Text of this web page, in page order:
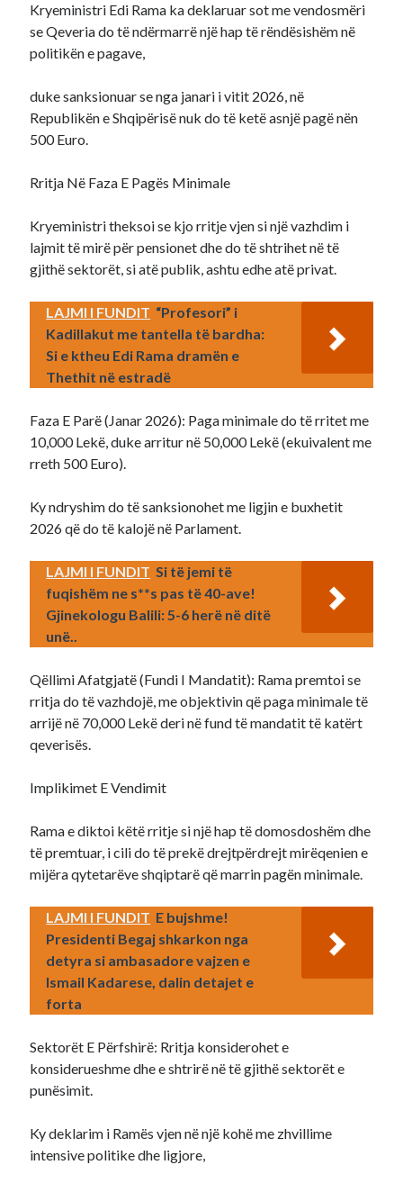
Kryeministri Edi Rama ka deklaruar sot me vendosmëri
se Qeveria do të ndërmarrë një hap të rëndësishëm në
politikën e pagave,
duke sanksionuar se nga janari i vitit 2026, në
Republikën e Shqipërisë nuk do të ketë asnjë pagë nën
500 Euro.
Rritja Në Faza E Pagës Minimale
Kryeministri theksoi se kjo rritje vjen si një vazhdim i
lajmit të mirë për pensionet dhe do të shtrihet në të
gjithë sektorët, si atë publik, ashtu edhe atë privat.
LAJMI I FUNDIT “Profesori” i
Kadillakut me tantella të bardha:
Si e ktheu Edi Rama dramën e
Thethit në estradë
Faza E Parë (Janar 2026): Paga minimale do të rritet me
10,000 Lekë, duke arritur në 50,000 Lekë (ekuivalent me
rreth 500 Euro).
Ky ndryshim do të sanksionohet me ligjin e buxhetit
2026 që do të kalojë në Parlament.
LAJMI I FUNDIT Si të jemi të
fuqishëm ne s**s pas të 40-ave!
Gjinekologu Balili: 5-6 herë në ditë
unë..
Qëllimi Afatgjatë (Fundi I Mandatit): Rama premtoi se
rritja do të vazhdojë, me objektivin që paga minimale të
arrijë në 70,000 Lekë deri në fund të mandatit të katërt
qeverisës.
Implikimet E Vendimit
Rama e diktoi këtë rritje si një hap të domosdoshëm dhe
të premtuar, i cili do të prekë drejtpërdrejt mirëqenien e
mijëra qytetarëve shqiptarë që marrin pagën minimale.
LAJMI I FUNDIT E bujshme!
Presidenti Begaj shkarkon nga
detyra si ambasadore vajzen e
Ismail Kadarese, dalin detajet e
forta
Sektorët E Përfshirë: Rritja konsiderohet e
konsiderueshme dhe e shtrirë në të gjithë sektorët e
punësimit.
Ky deklarim i Ramës vjen në një kohë me zhvillime
intensive politike dhe ligjore,